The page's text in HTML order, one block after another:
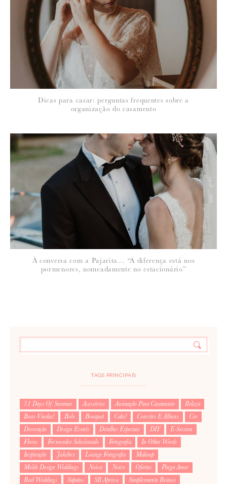
Para saber como tratamos e protegemos os seus dados, leia a nossa
política de privacidade
7 de Dezembro de 2020
AMOR DE CHOCOLATE
Muito obrigada pela preferência e cuidado!
É um gosto e um privilégio encontrar empresas como a Simplesmente
SUSANA PINTO
De nada Paula, tudo o que é bonito e bom tem montra na nossa casa!
Dicas para casar: perguntas frequentes sobre a
organização do casamento
À conversa com a Pajarita… “A diferença está nos
pormenores, nomeadamente no estacionário”
TAGS PRINCIPAIS
31 Days Of Summer Acessórios Animação Para Casamento
Beleza
Boas-Vindas!
Bolo Bouquet Cake! Convites E Álbuns
Cor
Decoração
Design Events Detalhes Especiais DIY
E-Session
Flores
Fornecedor Selecionado Fotografia
In Other Words
Inspiração
Jukebox Lounge Fotografia
Makeup
Molde Design Weddings
Noiva Noivo Ofertas
Pinga Amor
Real Weddings
Sapatos SB Aprova
Simplesmente Branco